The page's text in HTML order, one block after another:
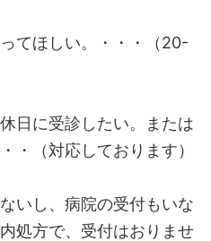
てほしい。・・・（20-
日に受診したい。または
・（対応しております）
いし、病院の受付もいな
処方で、受付はおりませ